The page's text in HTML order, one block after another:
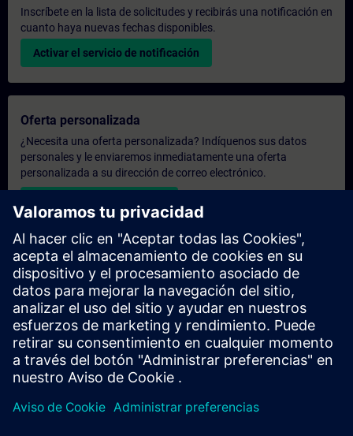
Inscríbete en la lista de solicitudes y recibirás una notificación en
cuanto haya nuevas fechas disponibles.
Activar el servicio de notificación
Oferta personalizada
¿Necesita una oferta personalizada? Indíquenos sus datos
personales y le enviaremos inmediatamente una oferta
personalizada a su dirección de correo electrónico.
Enviar una oferta personal
Solicitar presupuesto exclusivo
¿Necesita una formación más especializada y busca un
presupuesto para una formación exclusiva, ya sea presencial,
virtual o en un centro de formación SITRAIN? Tras facilitarnos
sus datos personales y sus necesidades formativas, le
enviaremos un presupuesto personalizado.
Solicitar presupuesto exclusivo